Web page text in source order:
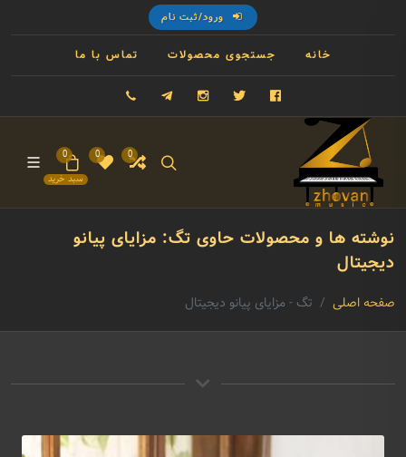
ورود/ثبت نام
خانه جستجوی محصولات تماس با ما
فیسبوک توییتر اینستاگرام تلگرام
0
0
سبد خرید
0
نوشته ها و محصولات حاوی تگ: مزایای پیانو
دیجیتال
صفحه اصلی تگ - مزایای پیانو دیجیتال